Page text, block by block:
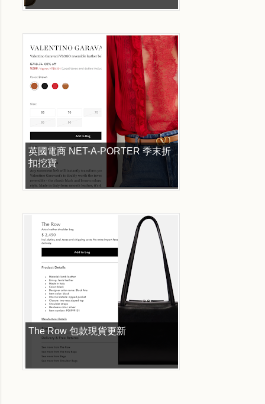
英國電商 NET-A-PORTER 季末折
扣挖寶
The Row 包款現貨更新